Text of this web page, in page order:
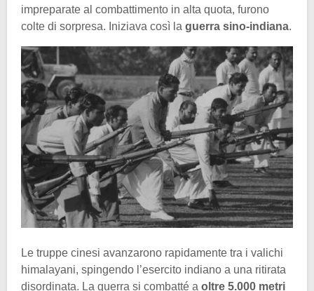
impreparate al combattimento in alta quota, furono
colte di sorpresa. Iniziava così la guerra sino-indiana.
Le truppe cinesi avanzarono rapidamente tra i valichi
himalayani, spingendo l’esercito indiano a una ritirata
disordinata. La guerra si combatté a oltre 5.000 metri